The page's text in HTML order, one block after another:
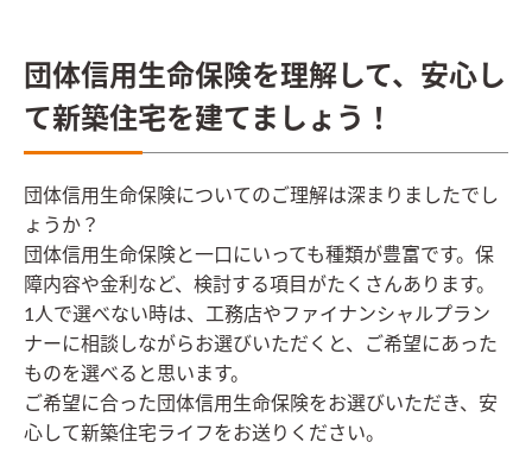
団体信用生命保険を理解して、安心し
て新築住宅を建てましょう！
団体信用生命保険についてのご理解は深まりましたでし
ょうか？
団体信用生命保険と一口にいっても種類が豊富です。保
障内容や金利など、検討する項目がたくさんあります。
1人で選べない時は、工務店やファイナンシャルプラン
ナーに相談しながらお選びいただくと、ご希望にあった
ものを選べると思います。
ご希望に合った団体信用生命保険をお選びいただき、安
心して新築住宅ライフをお送りください。